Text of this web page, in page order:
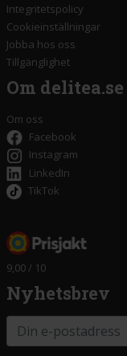
Integritetspolicy
Cookieinställningar
Jobba hos oss
Tillgänglighet
Om delitea.se
Om oss
Facebook
Instagram
LinkedIn
TikTok
9,00 / 10
Nyhetsbrev